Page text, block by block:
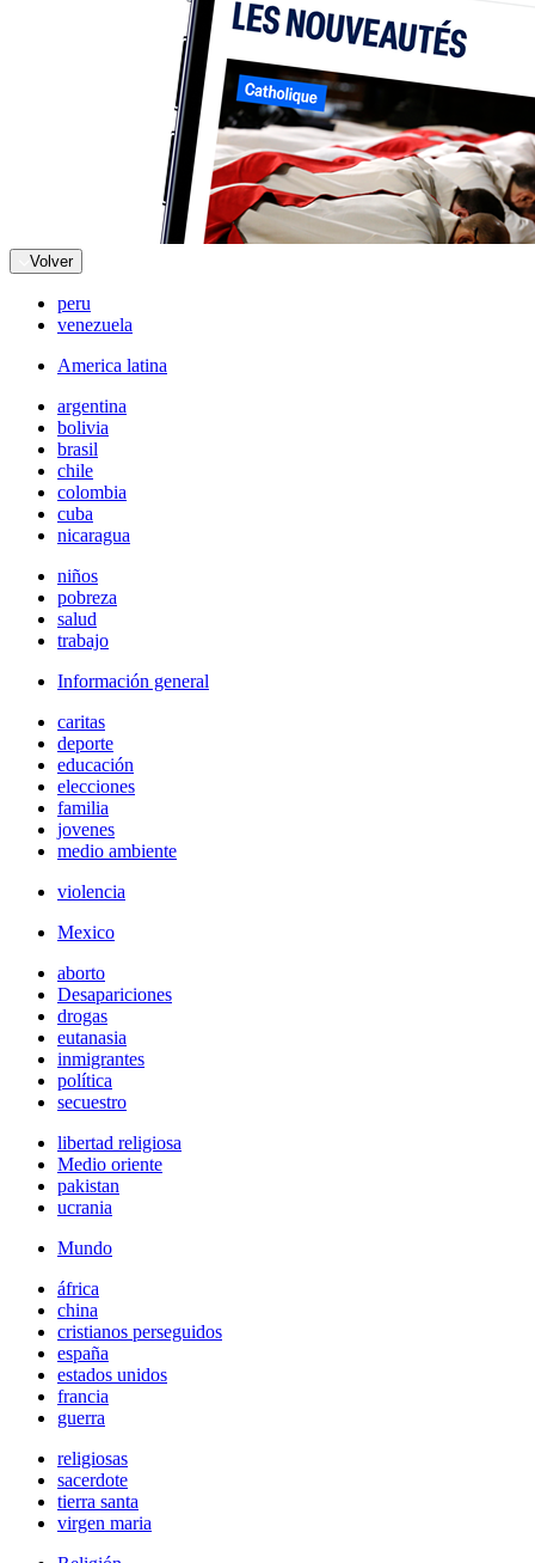
Volver
peru
venezuela
America latina
argentina
bolivia
brasil
chile
colombia
cuba
nicaragua
niños
pobreza
salud
trabajo
Información general
caritas
deporte
educación
elecciones
familia
jovenes
medio ambiente
violencia
Mexico
aborto
Desapariciones
drogas
eutanasia
inmigrantes
política
secuestro
libertad religiosa
Medio oriente
pakistan
ucrania
Mundo
áfrica
china
cristianos perseguidos
españa
estados unidos
francia
guerra
religiosas
sacerdote
tierra santa
virgen maria